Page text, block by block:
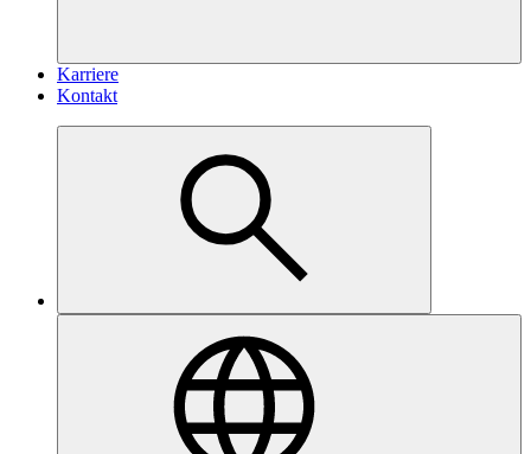
Karriere
Kontakt